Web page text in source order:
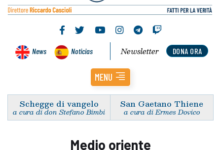
News Noticias DONA ORA
Newsletter
MENU
Schegge di vangelo
a cura di don Stefano Bimbi
San Gaetano Thiene
a cura di Ermes Dovico
Medio oriente